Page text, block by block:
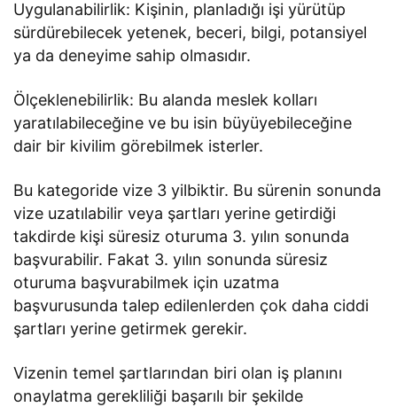
Uygulanabilirlik: Kişinin, planladığı işi yürütüp
sürdürebilecek yetenek, beceri, bilgi, potansiyel
ya da deneyime sahip olmasıdır.
Ölçeklenebilirlik: Bu alanda meslek kolları
yaratılabileceğine ve bu isin büyüyebileceğine
dair bir kivilim görebilmek isterler.
Bu kategoride vize 3 yilbiktir. Bu sürenin sonunda
vize uzatılabilir veya şartları yerine getirdiği
takdirde kişi süresiz oturuma 3. yılın sonunda
başvurabilir. Fakat 3. yılın sonunda süresiz
oturuma başvurabilmek için uzatma
başvurusunda talep edilenlerden çok daha ciddi
şartları yerine getirmek gerekir.
Vizenin temel şartlarından biri olan iş planını
onaylatma gerekliliği başarılı bir şekilde